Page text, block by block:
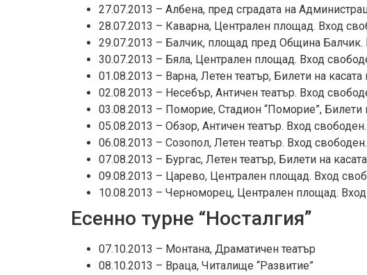
27.07.2013 – Албена, пред сградата на
28.07.2013 – Каварна, Централен площад. Вход
29.07.2013 – Балчик, площад пред Община Балчик.
30.07.2013 – Бяла, Централен площад. Вход
01.08.2013 – Варна, Летен театър, Билети на
02.08.2013 – Несебър, Античен театър. Вход
03.08.2013 – Поморие, Стадион “Поморие”, Билети
05.08.2013 – Обзор, Античен театър. Вход
06.08.2013 – Созопол, Летен театър. Вход
07.08.2013 – Бургас, Летен театър, Билети на
09.08.2013 – Царево, Централен площад. Вход
10.08.2013 – Черноморец, Централен площад. Вход
Есенно турне “Носталгия”
07.10.2013 – Монтана, Драматичен театър
08.10.2013 – Враца, Читалище “Развитие”